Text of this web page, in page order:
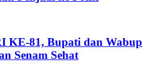
KE-81, Bupati dan Wabup
Senam Sehat